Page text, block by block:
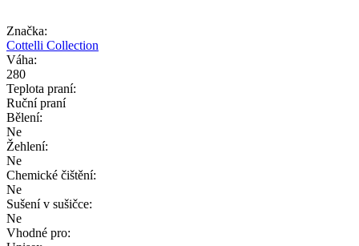
Značka:
Cottelli Collection
Váha:
280
Teplota praní:
Ruční praní
Bělení:
Ne
Žehlení:
Ne
Chemické čištění:
Ne
Sušení v sušičce:
Ne
Vhodné pro: